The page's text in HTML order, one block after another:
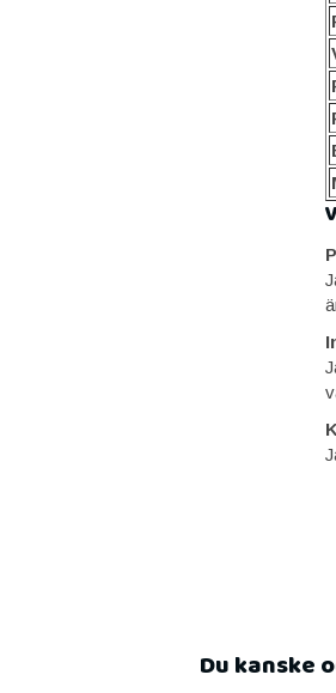
Du kanske